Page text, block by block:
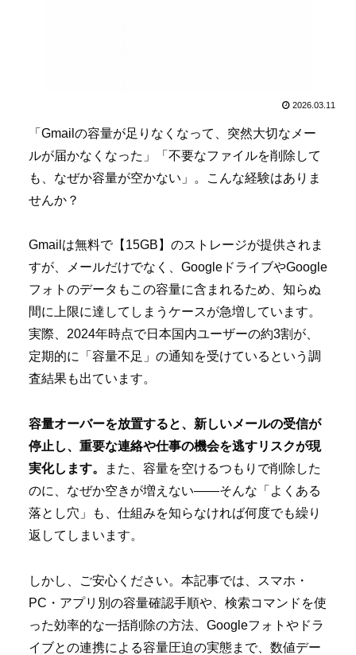
2026.03.11
「Gmailの容量が足りなくなって、突然大切なメー
ルが届かなくなった」「不要なファイルを削除して
も、なぜか容量が空かない」。こんな経験はありま
せんか？
Gmailは無料で【15GB】のストレージが提供されま
すが、メールだけでなく、GoogleドライブやGoogle
フォトのデータもこの容量に含まれるため、知らぬ
間に上限に達してしまうケースが急増しています。
実際、2024年時点で日本国内ユーザーの約3割が、
定期的に「容量不足」の通知を受けているという調
査結果も出ています。
容量オーバーを放置すると、新しいメールの受信が
停止し、重要な連絡や仕事の機会を逃すリスクが現
実化します。
また、容量を空けるつもりで削除した
のに、なぜか空きが増えない――そんな「よくある
落とし穴」も、仕組みを知らなければ何度でも繰り
返してしまいます。
しかし、ご安心ください。本記事では、スマホ・
PC・アプリ別の容量確認手順や、検索コマンドを使
った効率的な一括削除の方法、Googleフォトやドラ
イブとの連携による容量圧迫の実態まで、数値デー